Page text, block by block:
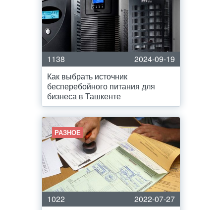
1138
2024-09-19
Как выбрать источник
бесперебойного питания для
бизнеса в Ташкенте
РАЗНОЕ
1022
2022-07-27